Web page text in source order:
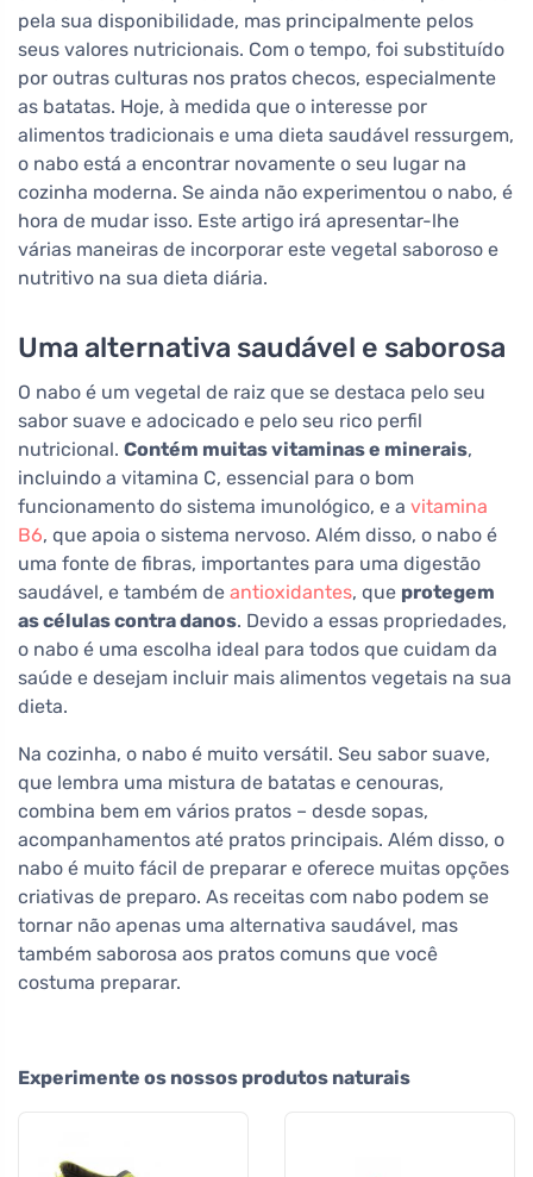
pela sua disponibilidade, mas principalmente pelos
seus valores nutricionais. Com o tempo, foi substituído
por outras culturas nos pratos checos, especialmente
as batatas. Hoje, à medida que o interesse por
alimentos tradicionais e uma dieta saudável ressurgem,
o nabo está a encontrar novamente o seu lugar na
cozinha moderna. Se ainda não experimentou o nabo, é
hora de mudar isso. Este artigo irá apresentar-lhe
várias maneiras de incorporar este vegetal saboroso e
nutritivo na sua dieta diária.
Uma alternativa saudável e saborosa
O nabo é um vegetal de raiz que se destaca pelo seu
sabor suave e adocicado e pelo seu rico perfil
nutricional. Contém muitas vitaminas e minerais,
incluindo a vitamina C, essencial para o bom
funcionamento do sistema imunológico, e a vitamina
B6, que apoia o sistema nervoso. Além disso, o nabo é
uma fonte de fibras, importantes para uma digestão
saudável, e também de antioxidantes, que protegem
as células contra danos. Devido a essas propriedades,
o nabo é uma escolha ideal para todos que cuidam da
saúde e desejam incluir mais alimentos vegetais na sua
dieta.
Na cozinha, o nabo é muito versátil. Seu sabor suave,
que lembra uma mistura de batatas e cenouras,
combina bem em vários pratos – desde sopas,
acompanhamentos até pratos principais. Além disso, o
nabo é muito fácil de preparar e oferece muitas opções
criativas de preparo. As receitas com nabo podem se
tornar não apenas uma alternativa saudável, mas
também saborosa aos pratos comuns que você
costuma preparar.
Experimente os nossos produtos naturais